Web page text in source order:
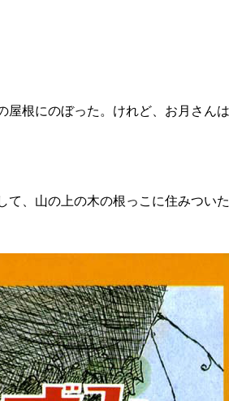
根にのぼった。けれど、お月さん
、山の上の木の根っこに住みつい